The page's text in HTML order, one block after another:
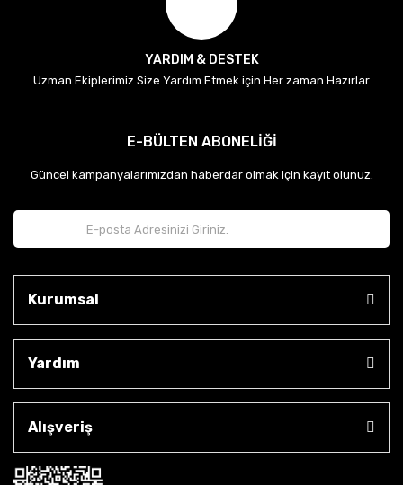
YARDIM & DESTEK
Uzman Ekiplerimiz Size Yardım Etmek için Her zaman Hazırlar
E-BÜLTEN ABONELİĞİ
Güncel kampanyalarımızdan haberdar olmak için kayıt olunuz.
Kurumsal
Yardım
Alışveriş